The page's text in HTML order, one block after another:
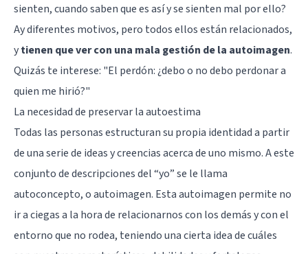
sienten, cuando saben que es así y se sienten mal por ello?
Ay diferentes motivos, pero todos ellos están relacionados,
ytienen que ver con una mala gestión de la autoimagen.
Quizás te interese: "El perdón: ¿debo o no debo perdonar a
quien me hirió?"
La necesidad de preservar la autoestima
Todas las personas estructuran su propia identidad a partir
de una serie de ideas y creencias acerca de uno mismo. A este
conjunto de descripciones del “yo” se le llama
autoconcepto, o autoimagen. Esta autoimagen permite no
ir a ciegas a la hora de relacionarnos con los demás y con el
entorno que no rodea, teniendo una cierta idea de cuáles